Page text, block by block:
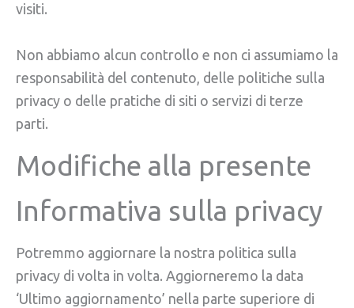
visiti.
Non abbiamo alcun controllo e non ci assumiamo la
responsabilità del contenuto, delle politiche sulla
privacy o delle pratiche di siti o servizi di terze
parti.
Modifiche alla presente
Informativa sulla privacy
Potremmo aggiornare la nostra politica sulla
privacy di volta in volta. Aggiorneremo la data
‘Ultimo aggiornamento’ nella parte superiore di